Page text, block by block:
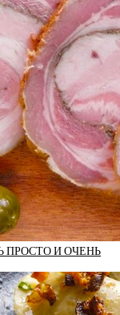
ПРОСТО И ОЧЕНЬ